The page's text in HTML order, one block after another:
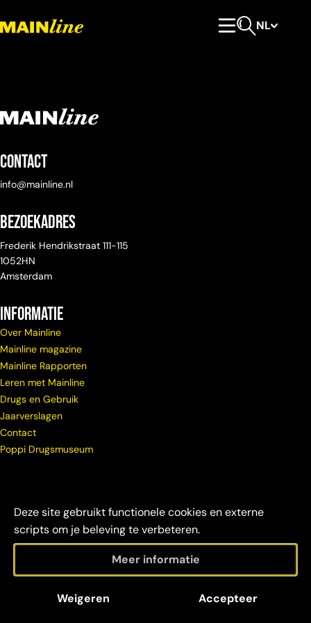
Deze site gebruikt functionele cookies en externe
scripts om je beleving te verbeteren.
Meer informatie
Weigeren Accepteer
NL
Contact
info@mainline.nl
Bezoekadres
Frederik Hendrikstraat 111-115
1052HN
Amsterdam
Informatie
Over Mainline
Mainline magazine
Mainline Rapporten
Leren met Mainline
Drugs en Gebruik
Jaarverslagen
Contact
Poppi Drugsmuseum
Mainline 2026
verantwoordelijkheid
credits